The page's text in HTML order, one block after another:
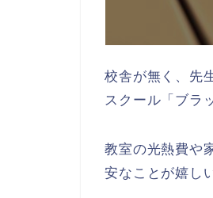
校舎が無く、先
スクール「ブラ
教室の光熱費や
安なことが嬉し